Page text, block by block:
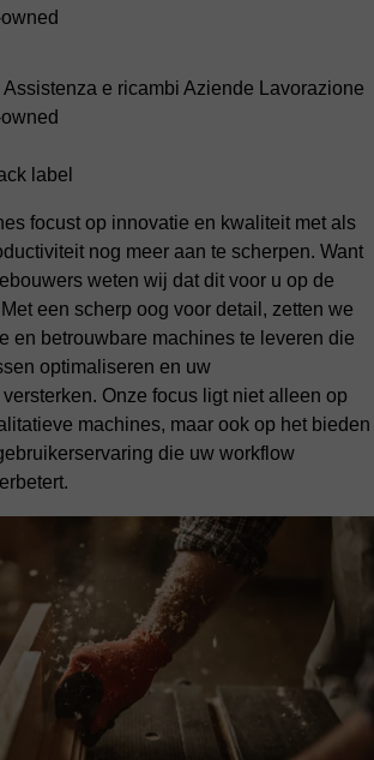
Assistenza e ricambi Aziende
Lavorazione
focust op innovatie en kwaliteit met als
nog meer aan te scherpen. Want
weten wij dat dit voor u op de
een scherp oog voor detail, zetten we
en betrouwbare machines te leveren die
optimaliseren en uw
Onze focus ligt niet alleen op
machines, maar ook op het bieden
die uw workflow